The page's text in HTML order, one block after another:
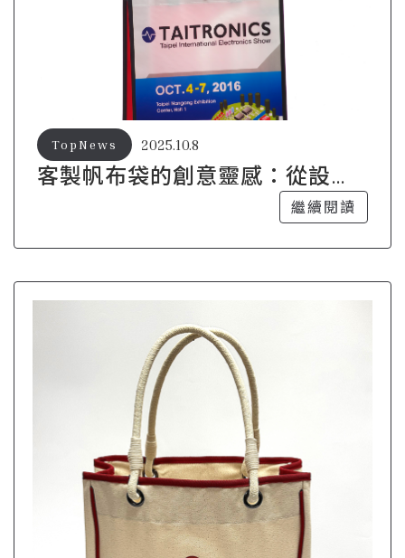
客製帆布袋的創意靈感：從設計
2025.10.8
TopNews
繼續閱讀